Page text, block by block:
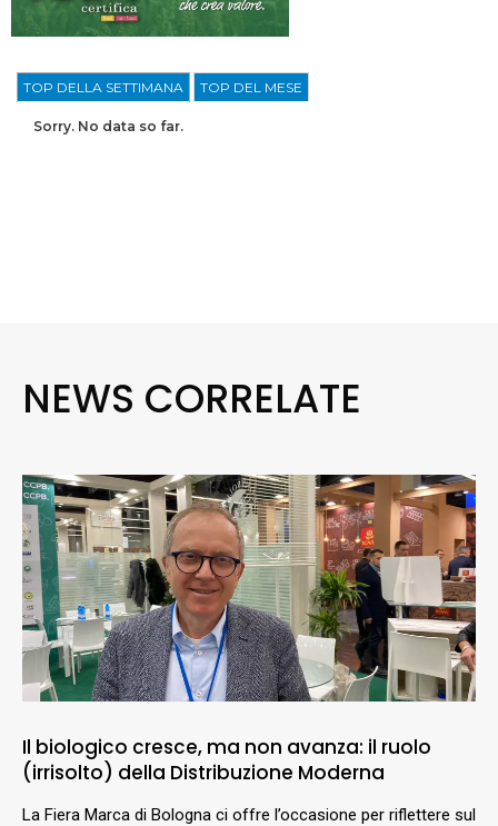
TOP DELLA SETTIMANA TOP DEL MESE
Sorry. No data so far.
NEWS CORRELATE
Il biologico cresce, ma non avanza: il ruolo
(irrisolto) della Distribuzione Moderna
La Fiera Marca di Bologna ci offre l’occasione per riflettere sul